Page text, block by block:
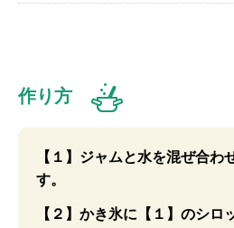
作り方
【１】ジャムと水を混ぜ合わ
す。
【２】かき氷に【１】のシロ